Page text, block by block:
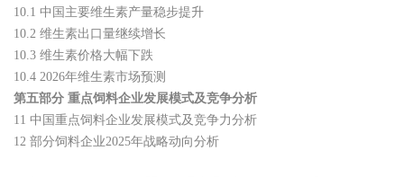
10.1 中国主要维生素产量稳步提升
10.2 维生素出口量继续增长
10.3 维生素价格大幅下跌
10.4 2026年维生素市场预测
第五部分 重点饲料企业发展模式及竞争分析
11 中国重点饲料企业发展模式及竞争力分析
12 部分饲料企业2025年战略动向分析